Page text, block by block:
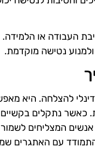
העבודה או
ולמנוע נטישה מוקדמת.
להצלחה. היא
כאשר נתקלים
המצליחים
עם האתגרים